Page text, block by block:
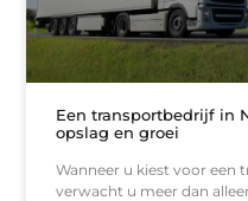
Een transportbedrijf in
opslag en groei
Wanneer u kiest voor een
verwacht u meer dan